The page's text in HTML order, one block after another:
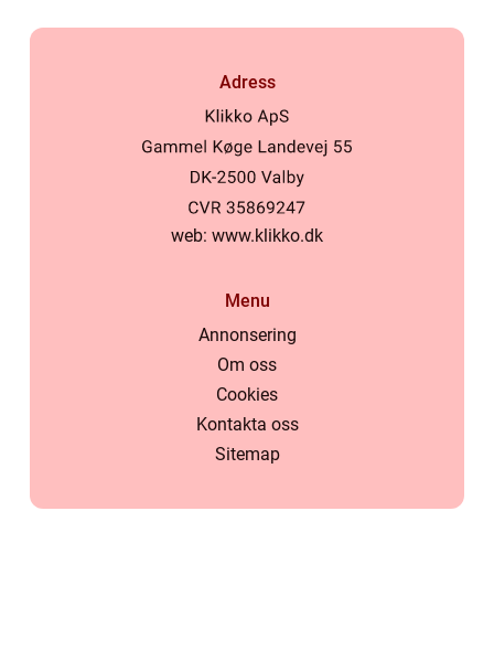
Adress
web: www.klikko.dk
Menu
Annonsering
Om oss
Cookies
Kontakta oss
Sitemap